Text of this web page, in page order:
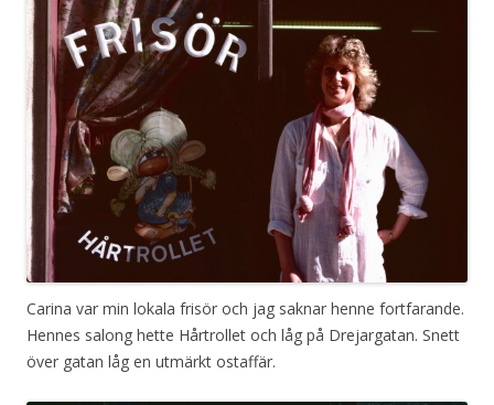
Carina var min lokala frisör och jag saknar henne fortfarande.
Hennes salong hette Hårtrollet och låg på Drejargatan. Snett
över gatan låg en utmärkt ostaffär.